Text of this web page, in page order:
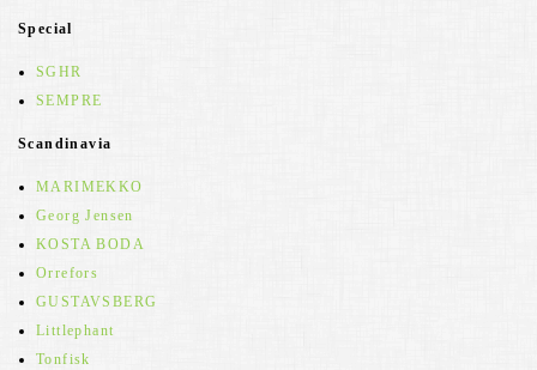
Special
SGHR
SEMPRE
Scandinavia
MARIMEKKO
Georg Jensen
KOSTA BODA
Orrefors
GUSTAVSBERG
Littlephant
Tonfisk